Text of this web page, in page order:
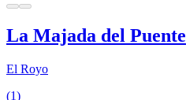
La Majada del Puente
El Royo
(1)